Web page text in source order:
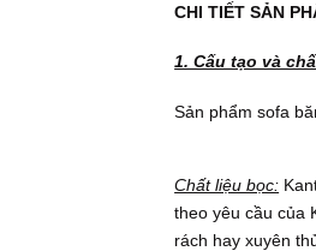
CHI TIẾT SẢN
1. Cấu tạo và
Sản phẩm sofa
Chất liệu bọc:
theo yêu cầu của
rách hay xuyên